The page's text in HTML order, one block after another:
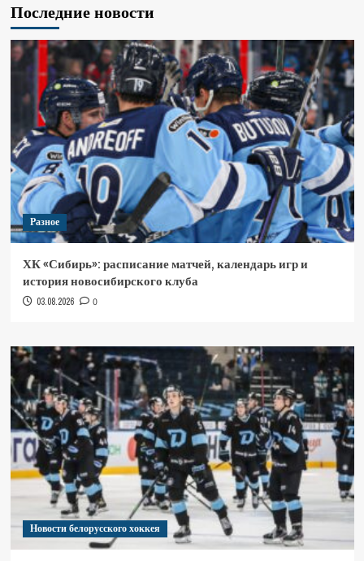
Последние новости
Разное
ХК «Сибирь»: расписание матчей, календарь игр и
история новосибирского клуба
03.08.2026 0
Новости белорусского хоккея